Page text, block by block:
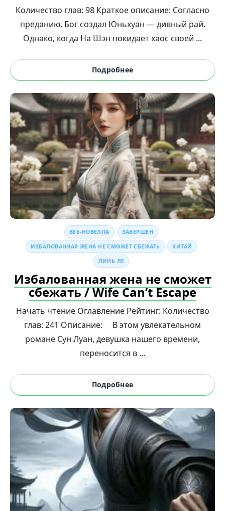
Количество глав: 98 Краткое описание: Согласно
преданию, Бог создал Юньхуан — дивный рай.
Однако, когда На Шэн покидает хаос своей ...
Подробнее
ВЕБ-НОВЕЛЛА ЗАВЕРШЁН
ИЗБАЛОВАННАЯ ЖЕНА НЕ СМОЖЕТ СБЕЖАТЬ КИТАЙ
ЛИНЬ ЛЕ
Избалованная жена не сможет
сбежать / Wife Can’t Escape
Начать чтение Оглавление Рейтинг: Количество
глав: 241 Описание: В этом увлекательном
романе Сун Луан, девушка нашего времени,
переносится в ...
Подробнее